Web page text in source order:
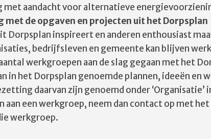
met aandacht voor alternatieve
met de opgaven en projecten uit het Dorpsplan
Dorpsplan inspireert en anderen enthousiast
bedrijfsleven en gemeente kan blijven
werkgroepen aan de slag gegaan met het
in het Dorpsplan genoemde plannen, ideeën en
daarvan zijn genoemd onder
aan een werkgroep, neem dan contact op met
werkgroep.